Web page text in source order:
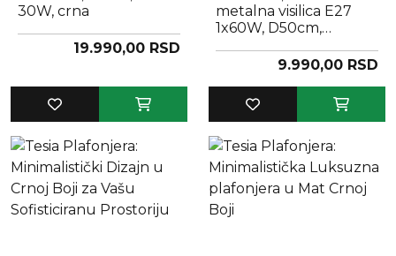
30W, crna
19.990,00 RSD
metalna visilica E27
1x60W, D50cm,
9.990,00 RSD